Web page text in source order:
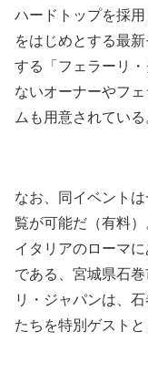
ハードトップを採
をはじめとする最
する「フェラーリ
ないオーナーやフ
ムも用意されている
なお、同イベント
覧が可能だ（有料
イタリアのローマ
である、宮城県石
リ・ジャパンは、
たちを特別ゲストと